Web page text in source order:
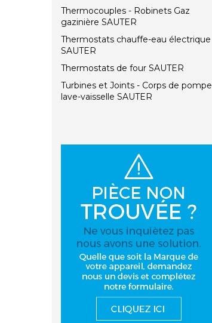
Thermocouples - Robinets Gaz
gazinière SAUTER
Thermostats chauffe-eau électrique
SAUTER
Thermostats de four SAUTER
Turbines et Joints - Corps de pompe
lave-vaisselle SAUTER